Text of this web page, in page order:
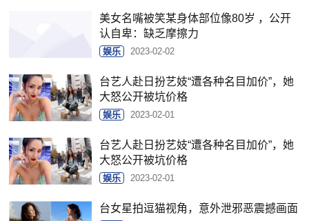
美女名嘴被笑某身体部位像80岁 ，公开
认自卑：缺乏摩擦力
娱乐 2023-02-02
台艺人赴日扮艺妓“遭各种名目加价”，她
大怒公开被坑价格
娱乐 2023-02-01
台艺人赴日扮艺妓“遭各种名目加价”，她
大怒公开被坑价格
娱乐 2023-02-01
台女星拍逗猫视角，意外泄邪恶震撼画面